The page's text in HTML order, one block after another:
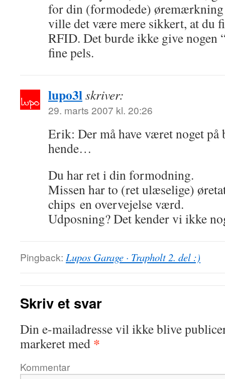
for din (formodede)
ville det være mere sikkert, at du
RFID. Det burde ikke give nogen
fine pels.
lupo3lskriver:
29. marts 2007 kl. 20:26
Erik: Der må have været noget
hende…
Du har ret i din formodning.
Missen har to (ret ulæselige)
chips en overvejelse værd.
Udposning? Det kender vi ikke
Pingback: Lupos Garage · Trapholt 2. del :)
Skriv et svar
Din e-mailadresse vil ikke blive
markeret med *
Kommentar